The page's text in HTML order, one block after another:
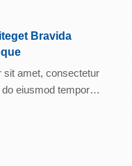
Bravida
sit amet, consectetur
do eiusmod tempor…